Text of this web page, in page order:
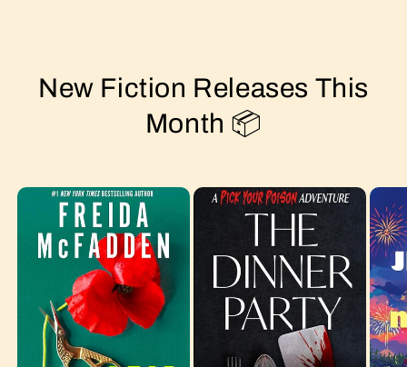
New Fiction Releases This
Month 📦